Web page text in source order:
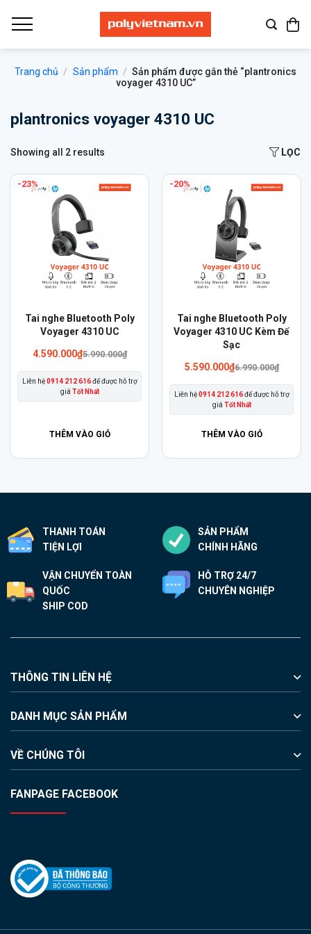
qua
Trang chủ / Sản phẩm / Sản phẩm được gắn thẻ “plantronics
voyager 4310 UC”
plantronics voyager 4310 UC
Showing all 2 results LỌC
-23%
Tai nghe Bluetooth Poly
Voyager 4310 UC
4.590.000₫5.990.000₫
Liên hệ0914 212 616để được hỗ trợ
giá Tốt Nhất
THÊM VÀO GIỎ
Sản
phẩm
nhiều
biến
được
chọn
sản
phẩm
-20%
Tai nghe Bluetooth Poly
Voyager 4310 UC Kèm Đế
Sạc
5.590.000₫6.990.000₫
Liên hệ0914 212 616để được hỗ trợ
giá Tốt Nhất
THÊM VÀO GIỎ
Sản
phẩm
nhiều
thể.
được
chọn
trên
trang
sản
THANH TOÁN
TIỆN LỢI
SẢN PHẨM
CHÍNH HÃNG
VẬN CHUYỂN TOÀN
QUỐC
SHIP COD
HỖ TRỢ 24/7
CHUYÊN NGHIỆP
THÔNG TIN LIÊN HỆ
DANH MỤC SẢN PHẨM
VỀ CHÚNG TÔI
FANPAGE FACEBOOK